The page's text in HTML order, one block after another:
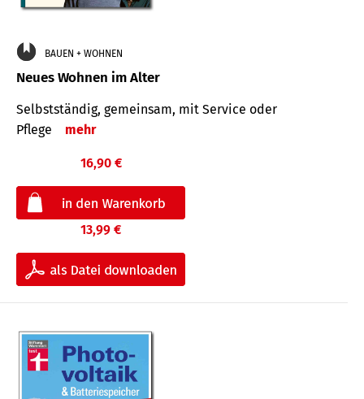
BAUEN + WOHNEN
Neues Wohnen im Alter
Selbstständig, gemeinsam, mit Service oder
Pflege
mehr
16,90 €
13,99 €